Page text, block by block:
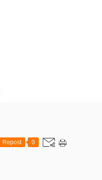
Repost 0